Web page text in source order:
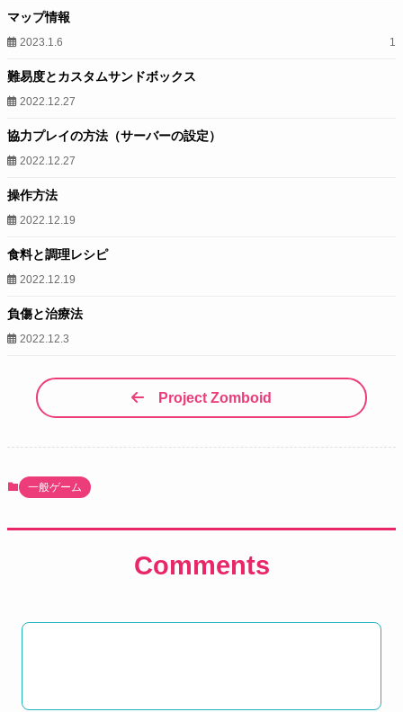
マップ情報
2023.1.6 1
難易度とカスタムサンドボックス
2022.12.27
協力プレイの方法（サーバーの設定）
2022.12.27
操作方法
2022.12.19
食料と調理レシピ
2022.12.19
負傷と治療法
2022.12.3
Project Zomboid
一般ゲーム
Comments